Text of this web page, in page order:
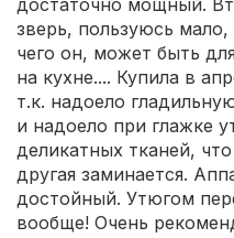
достаточно мощный.
зверь, пользуюсь
чего он, может быть
на кухне.... Купила в
т.к. надоело
и надоело при глажке
деликатных тканей,
другая заминается.
достойный. Утюгом
вообще! Очень